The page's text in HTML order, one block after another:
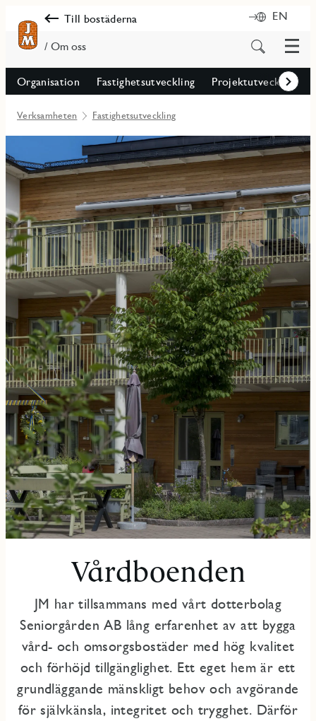
Till bostäderna EN
/ Om oss
Sök
innehåll
Meny
Organisation Fastighetsutveckling Projektutveckling
Framåt
Verksamheten Fastighetsutveckling
Vårdboenden
JM har tillsammans med vårt dotterbolag
Seniorgården AB lång erfarenhet av att bygga
vård- och omsorgsbostäder med hög kvalitet
och förhöjd tillgänglighet. Ett eget hem är ett
grundläggande mänskligt behov och avgörande
för självkänsla, integritet och trygghet. Därför